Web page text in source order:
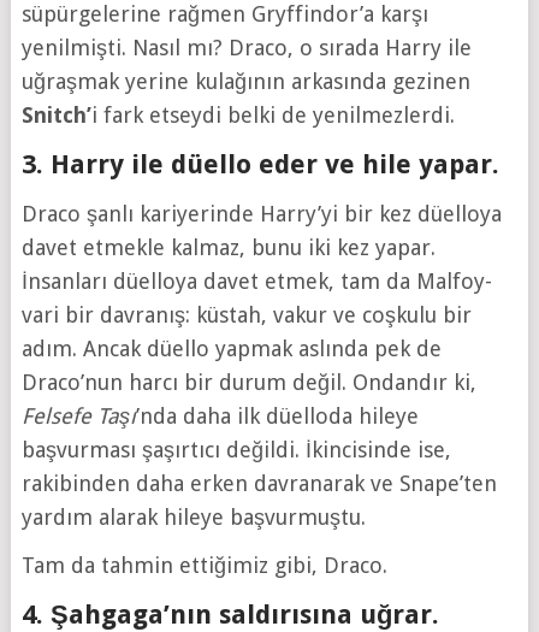
süpürgelerine rağmen Gryffindor’a karşı
yenilmişti. Nasıl mı? Draco, o sırada Harry ile
uğraşmak yerine kulağının arkasında gezinen
Snitch’i fark etseydi belki de yenilmezlerdi.
3. Harry ile düello eder ve hile yapar.
Draco şanlı kariyerinde Harry’yi bir kez düelloya
davet etmekle kalmaz, bunu iki kez yapar.
İnsanları düelloya davet etmek, tam da Malfoy-
vari bir davranış: küstah, vakur ve coşkulu bir
adım. Ancak düello yapmak aslında pek de
Draco’nun harcı bir durum değil. Ondandır ki,
Felsefe Taşı’nda daha ilk düelloda hileye
başvurması şaşırtıcı değildi. İkincisinde ise,
rakibinden daha erken davranarak ve Snape’ten
yardım alarak hileye başvurmuştu.
Tam da tahmin ettiğimiz gibi, Draco.
4. Şahgaga’nın saldırısına uğrar.